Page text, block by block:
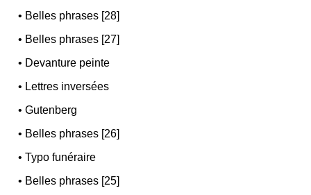
• Belles phrases [28]
• Belles phrases [27]
• Devanture peinte
• Lettres inversées
•Gutenberg
• Belles phrases [26]
•Typo funéraire
• Belles phrases [25]